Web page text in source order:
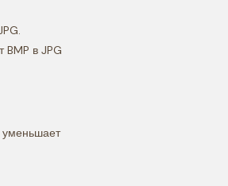
в JPG
уменьшает